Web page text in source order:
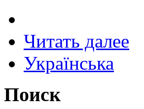
Читать далее
Українська
Поиск